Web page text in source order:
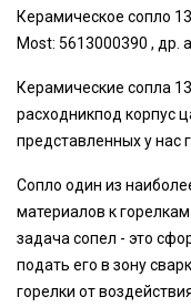
Керамическое сопло
Most: 5613000390 , др.
Керамические сопла
расходникпод корпус
представленных у нас
Сопло один из
материалов к
задача сопел - это
подать его в зону
горелки от